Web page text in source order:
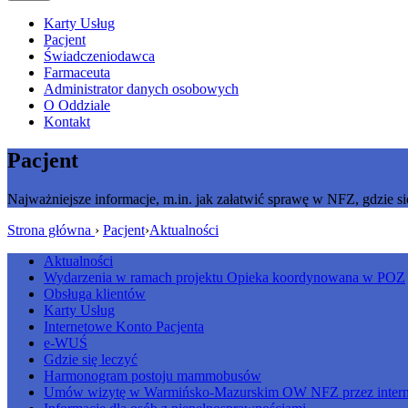
Karty Usług
Pacjent
Świadczeniodawca
Farmaceuta
Administrator danych osobowych
O Oddziale
Kontakt
Pacjent
Najważniejsze informacje, m.in. jak załatwić sprawę w NFZ, gdzie
Strona główna › Pacjent›Aktualności
Aktualności
Wydarzenia w ramach projektu Opieka koordynowana w POZ
Obsługa klientów
Karty Usług
Internetowe Konto Pacjenta
e-WUŚ
Gdzie się leczyć
Harmonogram postoju mammobusów
Umów wizytę w Warmińsko-Mazurskim OW NFZ przez